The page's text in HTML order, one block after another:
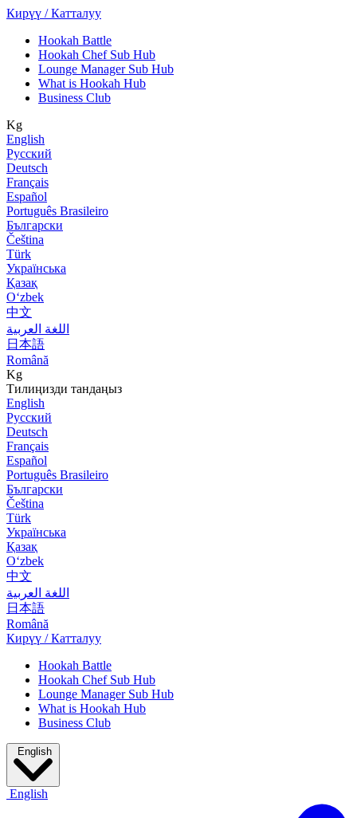
Кирүү / Катталуу
Hookah Battle
Hookah Chef Sub Hub
Lounge Manager Sub Hub
What is Hookah Hub
Business Club
Kg
English
Русский
Deutsch
Français
Español
Português Brasileiro
Български
Čeština
Türk
Українська
Қазақ
Оʻzbek
中文
اللغة العربية
日本語
Română
Kg
Тилиңизди тандаңыз
English
Русский
Deutsch
Français
Español
Português Brasileiro
Български
Čeština
Türk
Українська
Қазақ
Оʻzbek
中文
اللغة العربية
日本語
Română
Кирүү / Катталуу
Hookah Battle
Hookah Chef Sub Hub
Lounge Manager Sub Hub
What is Hookah Hub
Business Club
English
English